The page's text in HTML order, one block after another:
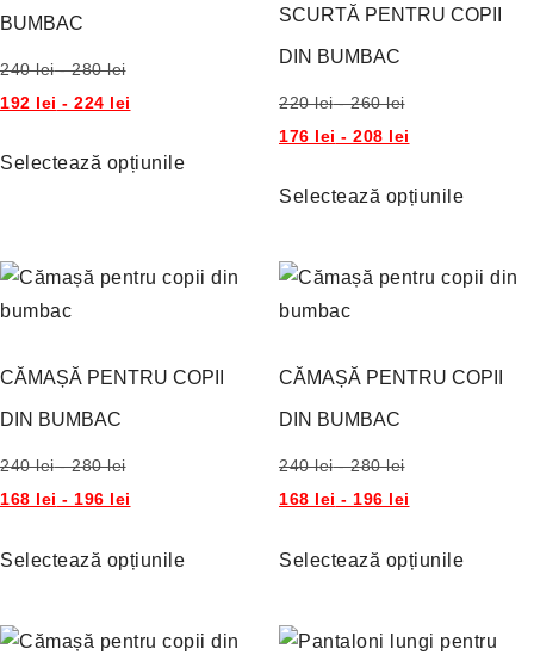
BUMBAC
240lei-280lei
192 lei - 224 lei
Selectează opțiunile
SCURTĂ PENTRU COPII
DIN BUMBAC
220lei-260lei
176 lei - 208 lei
Selectează opțiunile
CĂMAȘĂ PENTRU COPII
DIN BUMBAC
240lei-280lei
168
lei - 196 lei
Selectează opțiunile
CĂMAȘĂ PENTRU COPII
DIN BUMBAC
240lei-280lei
168
lei - 196 lei
Selectează opțiunile